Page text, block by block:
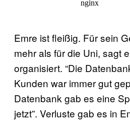
Emre ist fleißig. Für sein
mehr als für die Uni, sagt
organisiert. “Die
Kunden war immer gut
Datenbank gab es eine
jetzt”. Verluste gab es in